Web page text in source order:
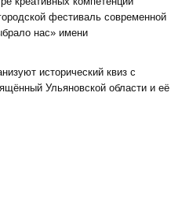
фестиваль современной
нас» имени
исторический квиз с
Ульяновской области и её